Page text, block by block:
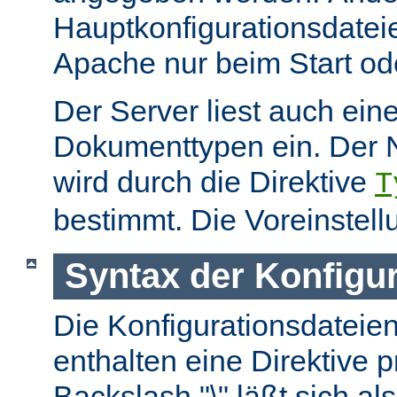
Apache nur beim Start
Der Server liest auch
Dokumenttypen ein. Der
wird durch die Direktive
bestimmt. Die
Syntax der
Die
enthalten eine Direktive